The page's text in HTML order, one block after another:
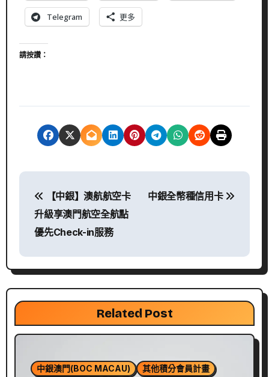
Telegram 更多
請按讚：
章
導
覽
【中銀】澳航航空卡
升級享澳門航空全航點
優先Check-in服務
中銀全幣種信用卡
Related Post
中銀澳門(BOC MACAU)
其他積分會員計畫